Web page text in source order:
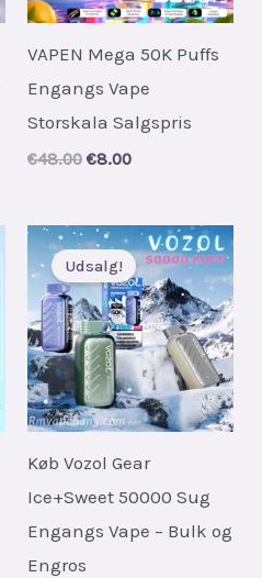
VAPEN Mega 50K Puffs
Engangs Vape
Storskala Salgspris
€48.00 Original
€48.00.
€8.00Current
€8.00.
Udsalg!
Køb Vozol Gear
Ice+Sweet 50000 Sug
Engangs Vape – Bulk og
Engros